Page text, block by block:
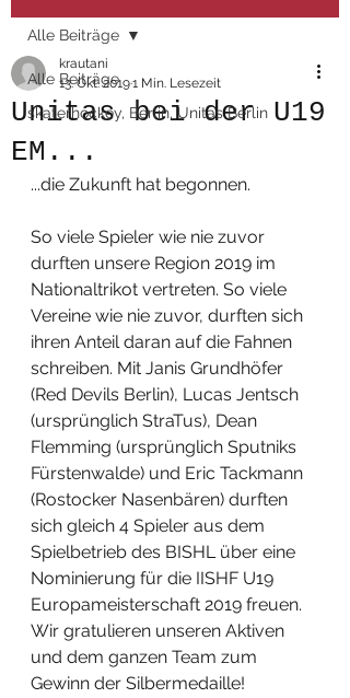
Alle Beiträge
skaterhockey, Berlin, Unitas Berlin
Alle Beiträge
Unitas bei der U19
EM...
krautani
13. Okt. 20191 Min. Lesezeit
...die Zukunft hat begonnen.
So viele Spieler wie nie zuvor
durften unsere Region 2019 im
Nationaltrikot vertreten. So viele
Vereine wie nie zuvor, durften sich
ihren Anteil daran auf die Fahnen
schreiben. Mit Janis Grundhöfer
(Red Devils Berlin), Lucas Jentsch
(ursprünglich StraTus), Dean
Flemming (ursprünglich Sputniks
Fürstenwalde) und Eric Tackmann
(Rostocker Nasenbären) durften
sich gleich 4 Spieler aus dem
Spielbetrieb des BISHL über eine
Nominierung für die IISHF U19
Europameisterschaft 2019 freuen.
Wir gratulieren unseren Aktiven
und dem ganzen Team zum
Gewinn der Silbermedaille!